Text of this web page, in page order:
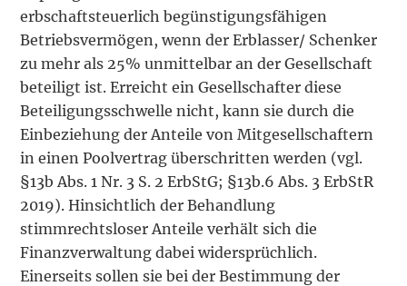
erbschaftsteuerlich begünstigungsfähigen
Betriebsvermögen, wenn der Erblasser/ Schenker
zu mehr als 25% unmittelbar an der Gesellschaft
beteiligt ist. Erreicht ein Gesellschafter diese
Beteiligungsschwelle nicht, kann sie durch die
Einbeziehung der Anteile von Mitgesellschaftern
in einen Poolvertrag überschritten werden (vgl.
§13b Abs. 1 Nr. 3 S. 2 ErbStG; §13b.6 Abs. 3 ErbStR
2019). Hinsichtlich der Behandlung
stimmrechtsloser Anteile verhält sich die
Finanzverwaltung dabei widersprüchlich.
Einerseits sollen sie bei der Bestimmung der